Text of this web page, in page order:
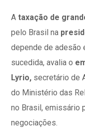
Ataxação de
pelo Brasil na
depende de adesão
sucedida, avalia o
Lyrio, secretário de
do Ministério das
no Brasil, emissário
negociações.